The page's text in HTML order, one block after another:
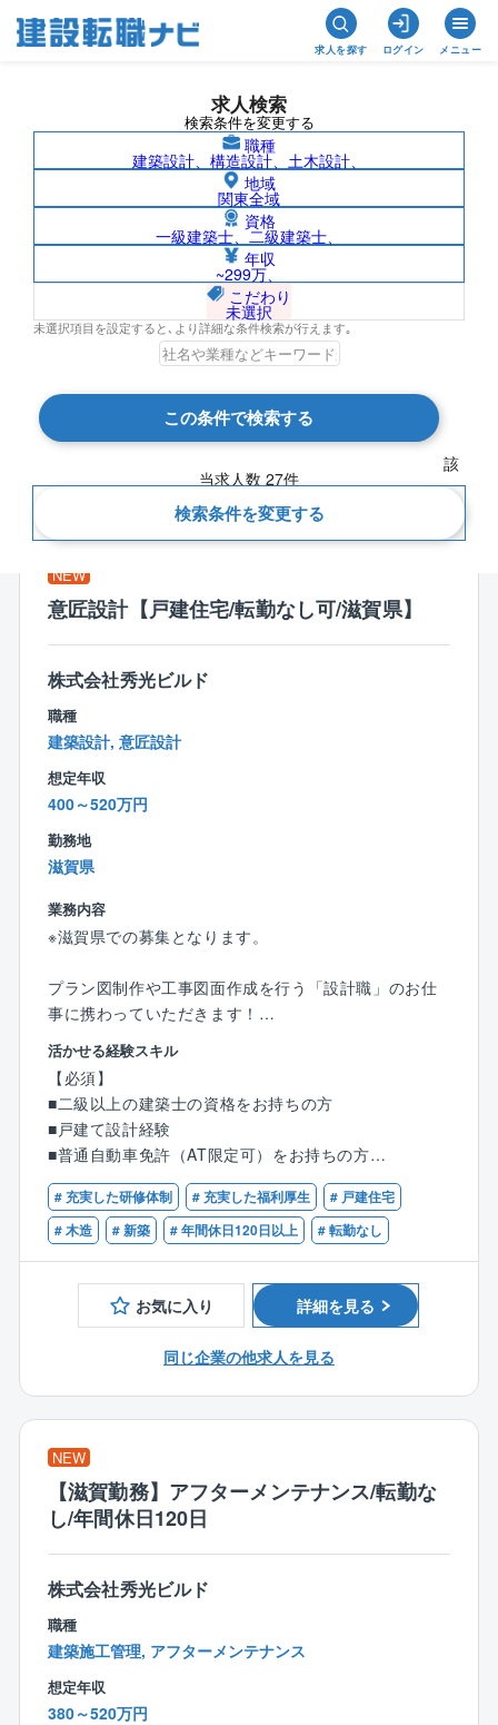
求人を探す ログイン メニュー
求人検索
検索条件を変更する
職種
建築設計、構造設計、土木設計、
地域
関東全域
資格
一級建築士、二級建築士、
年収
~299万、
こだわり
未選択
未選択項目を設定すると､より詳細な条件検索が行えます｡
この条件で検索する
該
当求人数 27件
検索条件を変更する
二級建築士/滋賀県の求人検索結果一覧
検索結果 27 件
現在の検索条件
NEW
意匠設計【戸建住宅/転勤なし可/滋賀県】
株式会社秀光ビルド
職種
建築設計, 意匠設計
想定年収
400～520万円
勤務地
滋賀県
業務内容
※滋賀県での募集となります。
プラン図制作や工事図面作成を行う「設計職」のお仕
事に携わっていただきます！
【具体的には】
■CADを使った図面作成
■住宅や、小規模建築のプランニング、自由設計、企画
設計
■各所申請業務など
※分業体制のため、設計業務のみに集中できます！
1人あたりの案件数は10件～15件程を担当。
お客様のご要望をもとに、住宅のコンセプトを決定。
見た目の美しさや機能性などを考慮しながら、外観内
装設計、図面作成、確認申請等を行います。
＜入社後の流れ＞
入社後は、3カ月～半年間のOJT研修を通じて業務を習
得できます。
■座学研修
∟CADの使い方や打ち合わせ時のポイントを学びま
す。
■先輩社員との同行
∟まずは図面のトレースなど簡単な業務からスター
ト。
■独り立ちまでのサポート
∟未経験者でも約1年で独り立ちが可能。
経験者にはスキルに応じた業務をお任せします。
＜仕事の魅力＞
活かせる経験スキル
【必須】
■二級以上の建築士の資格をお持ちの方
■戸建て設計経験
■普通自動車免許（AT限定可）をお持ちの方
【優遇条件】
■CADオペレーターのご経験
■建築設計のご経験
■設計事務所でのご経験
■建設業者、工務店、インテリア業界でのご経験
# 充実した研修体制 # 充実した福利厚生
# 戸建住宅
# 木造
# 新築 # 年間休日120日以上 # 転勤なし
お気に入り 詳細を見る
同じ企業の他求人を見る
NEW
【滋賀勤務】アフターメンテナンス/転勤な
し/年間休日120日
株式会社秀光ビルド
職種
建築施工管理, アフターメンテナンス
想定年収
380～520万円